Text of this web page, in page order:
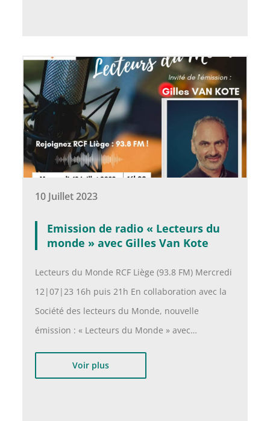
10 Juillet 2023
Emission de radio « Lecteurs du
monde » avec Gilles Van Kote
Lecteurs du Monde RCF Liège (93.8 FM) Mercredi
12|07|23 16h puis 21h En collaboration avec la
Société des lecteurs du Monde, nouvelle
émission : « Lecteurs du Monde » avec…
Voir plus